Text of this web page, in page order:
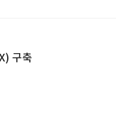
구축